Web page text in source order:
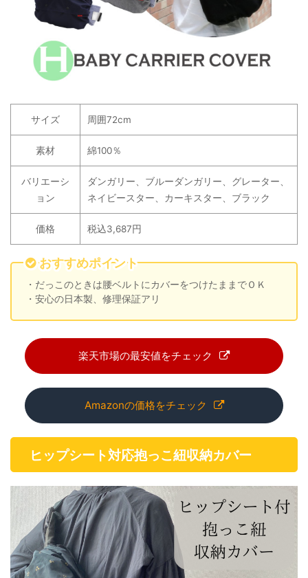
サイズ 周囲72cm
素材 綿100％
バリエーシ
ョン
ダンガリー、ブルーダンガリー、グレーター、
ネイビースター、カーキスター、ブラック
価格 税込3,687円
おすすめポイント
・だっこのときは腰ベルトにカバーをつけたままでＯＫ
・安心の日本製、修理保証アリ
楽天市場の最安値をチェック
Amazonの価格をチェック
ヒップシート対応抱っこ紐収納カバー